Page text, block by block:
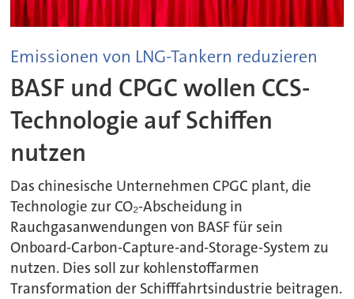
Emissionen von LNG-Tankern reduzieren
BASF und CPGC wollen CCS-
Technologie auf Schiffen
nutzen
Das chinesische Unternehmen CPGC plant, die
Technologie zur CO₂-Abscheidung in
Rauchgasanwendungen von BASF für sein
Onboard-Carbon-Capture-and-Storage-System zu
nutzen. Dies soll zur kohlenstoffarmen
Transformation der Schifffahrtsindustrie beitragen.